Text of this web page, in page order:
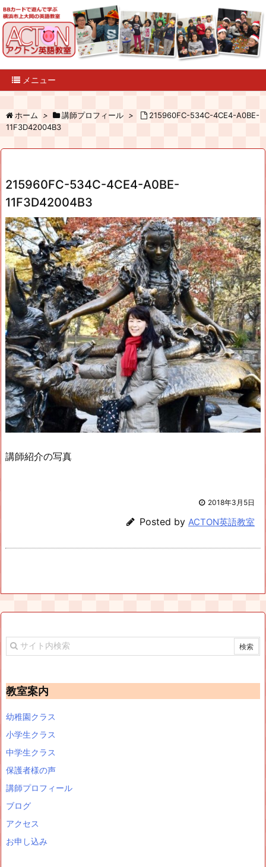
メニュー
ホーム > 講師プロフィール >
215960FC-534C-4CE4-A0BE-
11F3D42004B3
215960FC-534C-4CE4-A0BE-
11F3D42004B3
講師紹介の写真
2018年3月5日
Posted by ACTON英語教室
教室案内
幼稚園クラス
小学生クラス
中学生クラス
保護者様の声
講師プロフィール
ブログ
アクセス
お申し込み